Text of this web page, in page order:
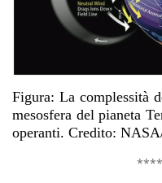
Figura: La complessità
mesosfera del pianeta
operanti. Credito: